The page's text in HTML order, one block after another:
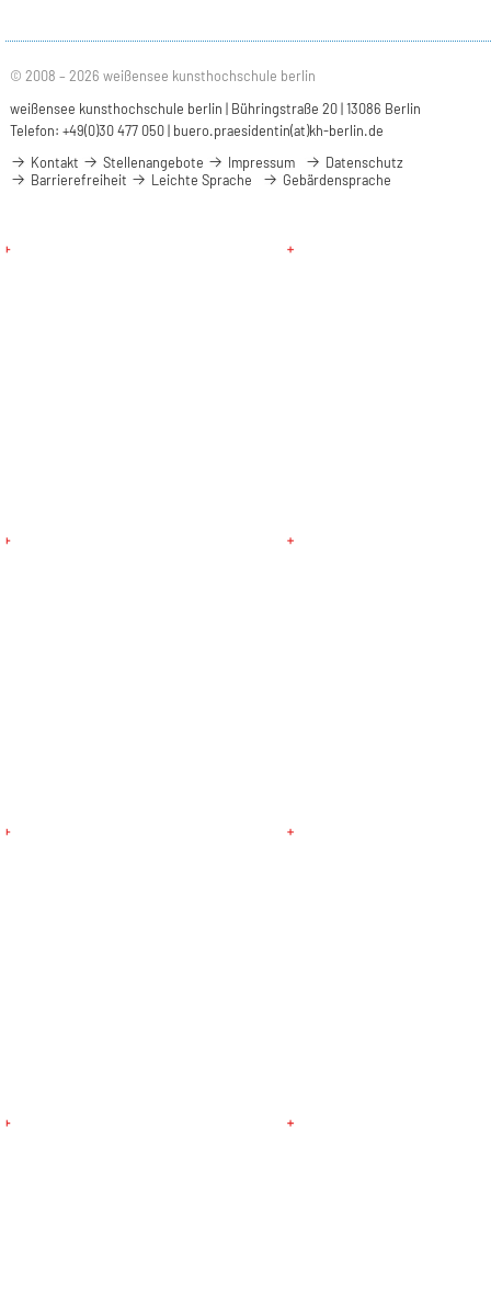
© 2008 – 2026 weißensee kunsthochschule berlin
weißensee kunsthochschule berlin | Bühringstraße 20 | 13086 Berlin
Telefon: +49(0)30 477 050 | buero.praesidentin(at)kh-berlin.de
Kontakt
Stellenangebote Impressum
Datenschutz
Barrierefreiheit
Leichte Sprache Gebärdensprache